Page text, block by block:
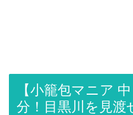
【小籠包マニア
分！目黒川を見渡